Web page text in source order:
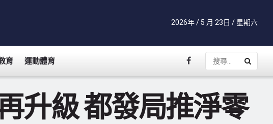
2026年 / 5 月 23日 / 星期六
育 運動體育
升級 都發局推淨零